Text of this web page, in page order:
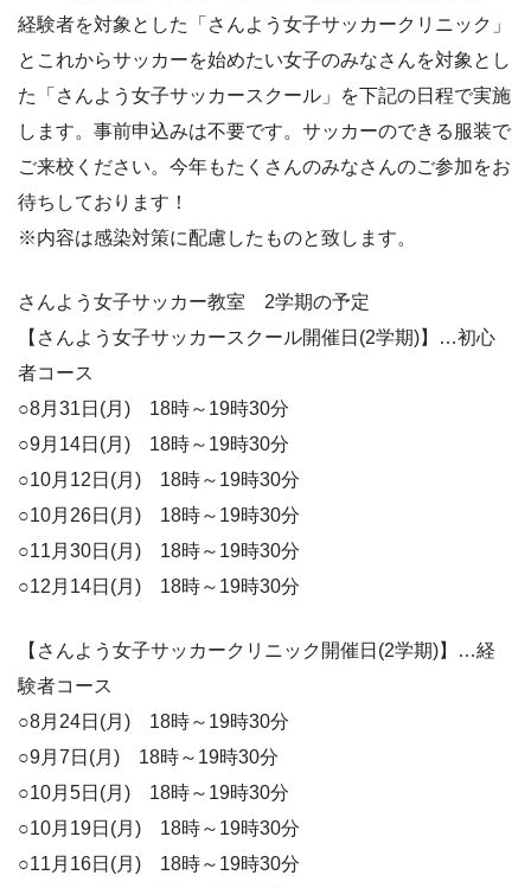
経験者を対象とした「さんよう女子サッカークリニック」
とこれからサッカーを始めたい女子のみなさんを対象とし
た「さんよう女子サッカースクール」を下記の日程で実施
します。事前申込みは不要です。サッカーのできる服装で
ご来校ください。今年もたくさんのみなさんのご参加をお
待ちしております！
※内容は感染対策に配慮したものと致します。
さんよう女子サッカー教室 2学期の予定
【さんよう女子サッカースクール開催日(2学期)】…初心
者コース
○8月31日(月) 18時～19時30分
○9月14日(月) 18時～19時30分
○10月12日(月) 18時～19時30分
○10月26日(月) 18時～19時30分
○11月30日(月) 18時～19時30分
○12月14日(月) 18時～19時30分
【さんよう女子サッカークリニック開催日(2学期)】…経
験者コース
○8月24日(月) 18時～19時30分
○9月7日(月) 18時～19時30分
○10月5日(月) 18時～19時30分
○10月19日(月) 18時～19時30分
○11月16日(月) 18時～19時30分